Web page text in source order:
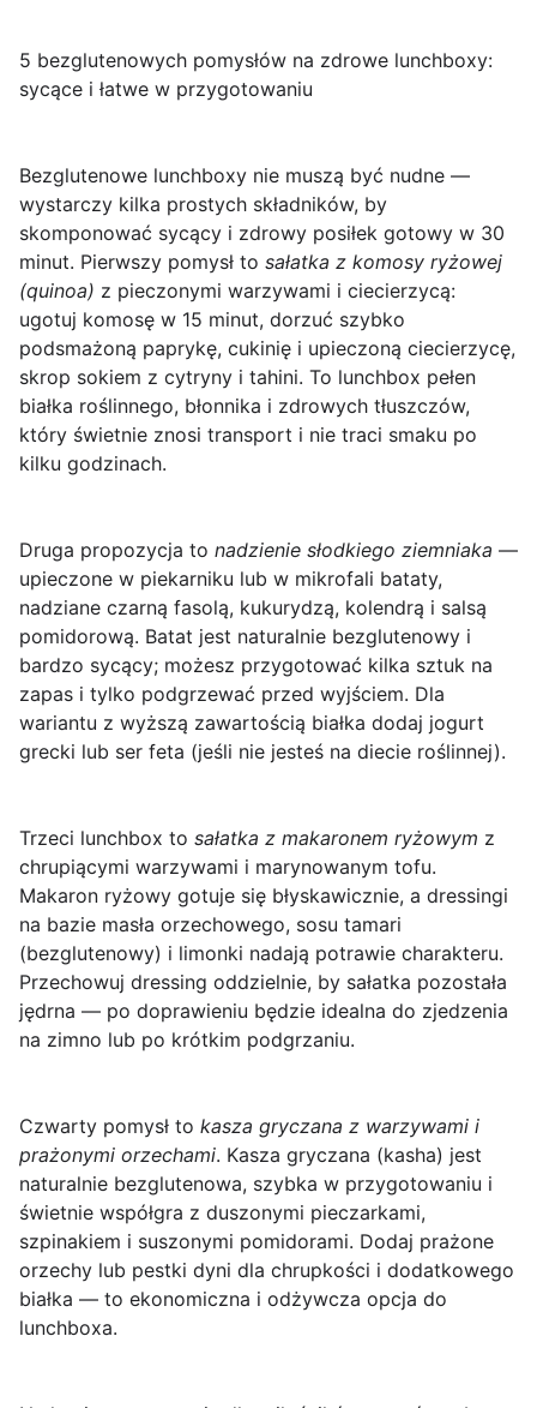
5 bezglutenowych pomysłów na zdrowe lunchboxy:
sycące i łatwe w przygotowaniu
Bezglutenowe lunchboxy nie muszą być nudne —
wystarczy kilka prostych składników, by
skomponować sycący i zdrowy posiłek gotowy w 30
minut. Pierwszy pomysł to sałatka z komosy ryżowej
(quinoa) z pieczonymi warzywami i ciecierzycą:
ugotuj komosę w 15 minut, dorzuć szybko
podsmażoną paprykę, cukinię i upieczoną ciecierzycę,
skrop sokiem z cytryny i tahini. To lunchbox pełen
białka roślinnego, błonnika i zdrowych tłuszczów,
który świetnie znosi transport i nie traci smaku po
kilku godzinach.
Druga propozycja to nadzienie słodkiego ziemniaka —
upieczone w piekarniku lub w mikrofali bataty,
nadziane czarną fasolą, kukurydzą, kolendrą i salsą
pomidorową. Batat jest naturalnie bezglutenowy i
bardzo sycący; możesz przygotować kilka sztuk na
zapas i tylko podgrzewać przed wyjściem. Dla
wariantu z wyższą zawartością białka dodaj jogurt
grecki lub ser feta (jeśli nie jesteś na diecie roślinnej).
Trzeci lunchbox to sałatka z makaronem ryżowym z
chrupiącymi warzywami i marynowanym tofu.
Makaron ryżowy gotuje się błyskawicznie, a dressingi
na bazie masła orzechowego, sosu tamari
(bezglutenowy) i limonki nadają potrawie charakteru.
Przechowuj dressing oddzielnie, by sałatka pozostała
jędrna — po doprawieniu będzie idealna do zjedzenia
na zimno lub po krótkim podgrzaniu.
Czwarty pomysł to kasza gryczana z warzywami i
prażonymi orzechami. Kasza gryczana (kasha) jest
naturalnie bezglutenowa, szybka w przygotowaniu i
świetnie współgra z duszonymi pieczarkami,
szpinakiem i suszonymi pomidorami. Dodaj prażone
orzechy lub pestki dyni dla chrupkości i dodatkowego
białka — to ekonomiczna i odżywcza opcja do
lunchboxa.